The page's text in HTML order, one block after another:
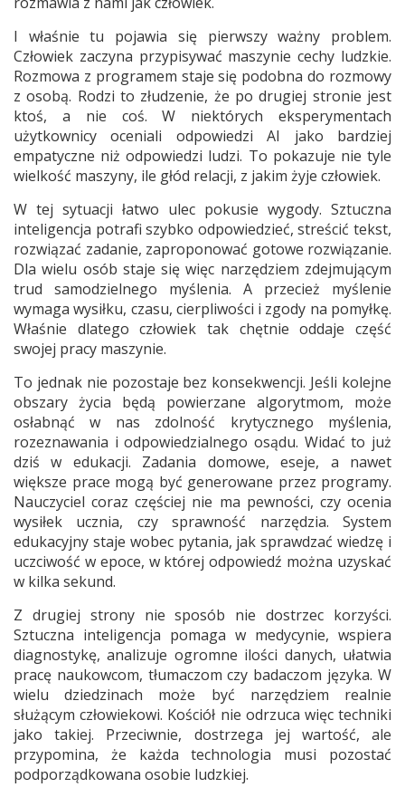
I właśnie tu pojawia się pierwszy ważny problem.
Człowiek zaczyna przypisywać maszynie cechy ludzkie.
Rozmowa z programem staje się podobna do rozmowy
z osobą. Rodzi to złudzenie, że po drugiej stronie jest
ktoś, a nie coś. W niektórych eksperymentach
użytkownicy oceniali odpowiedzi AI jako bardziej
empatyczne niż odpowiedzi ludzi. To pokazuje nie tyle
wielkość maszyny, ile głód relacji, z jakim żyje człowiek.
W tej sytuacji łatwo ulec pokusie wygody. Sztuczna
inteligencja potrafi szybko odpowiedzieć, streścić tekst,
rozwiązać zadanie, zaproponować gotowe rozwiązanie.
Dla wielu osób staje się więc narzędziem zdejmującym
trud samodzielnego myślenia. A przecież myślenie
wymaga wysiłku, czasu, cierpliwości i zgody na pomyłkę.
Właśnie dlatego człowiek tak chętnie oddaje część
swojej pracy maszynie.
To jednak nie pozostaje bez konsekwencji. Jeśli kolejne
obszary życia będą powierzane algorytmom, może
osłabnąć w nas zdolność krytycznego myślenia,
rozeznawania i odpowiedzialnego osądu. Widać to już
dziś w edukacji. Zadania domowe, eseje, a nawet
większe prace mogą być generowane przez programy.
Nauczyciel coraz częściej nie ma pewności, czy ocenia
wysiłek ucznia, czy sprawność narzędzia. System
edukacyjny staje wobec pytania, jak sprawdzać wiedzę i
uczciwość w epoce, w której odpowiedź można uzyskać
w kilka sekund.
Z drugiej strony nie sposób nie dostrzec korzyści.
Sztuczna inteligencja pomaga w medycynie, wspiera
diagnostykę, analizuje ogromne ilości danych, ułatwia
pracę naukowcom, tłumaczom czy badaczom języka. W
wielu dziedzinach może być narzędziem realnie
służącym człowiekowi. Kościół nie odrzuca więc techniki
jako takiej. Przeciwnie, dostrzega jej wartość, ale
przypomina, że każda technologia musi pozostać
podporządkowana osobie ludzkiej.